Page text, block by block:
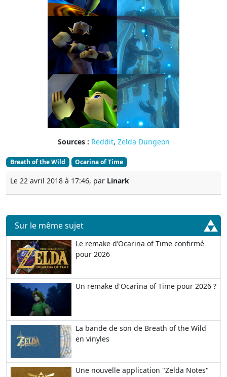
Sources : Reddit, Zelda Dungeon
Breath of the Wild Ocarina of Time
Le 22 avril 2018 à 17:46, par Linark
Sur le même sujet
Le remake d’Ocarina of Time confirmé
pour 2026
Un remake d'Ocarina of Time pour 2026 ?
La bande de son de Breath of the Wild
en vinyles
Une nouvelle application "Zelda Notes"